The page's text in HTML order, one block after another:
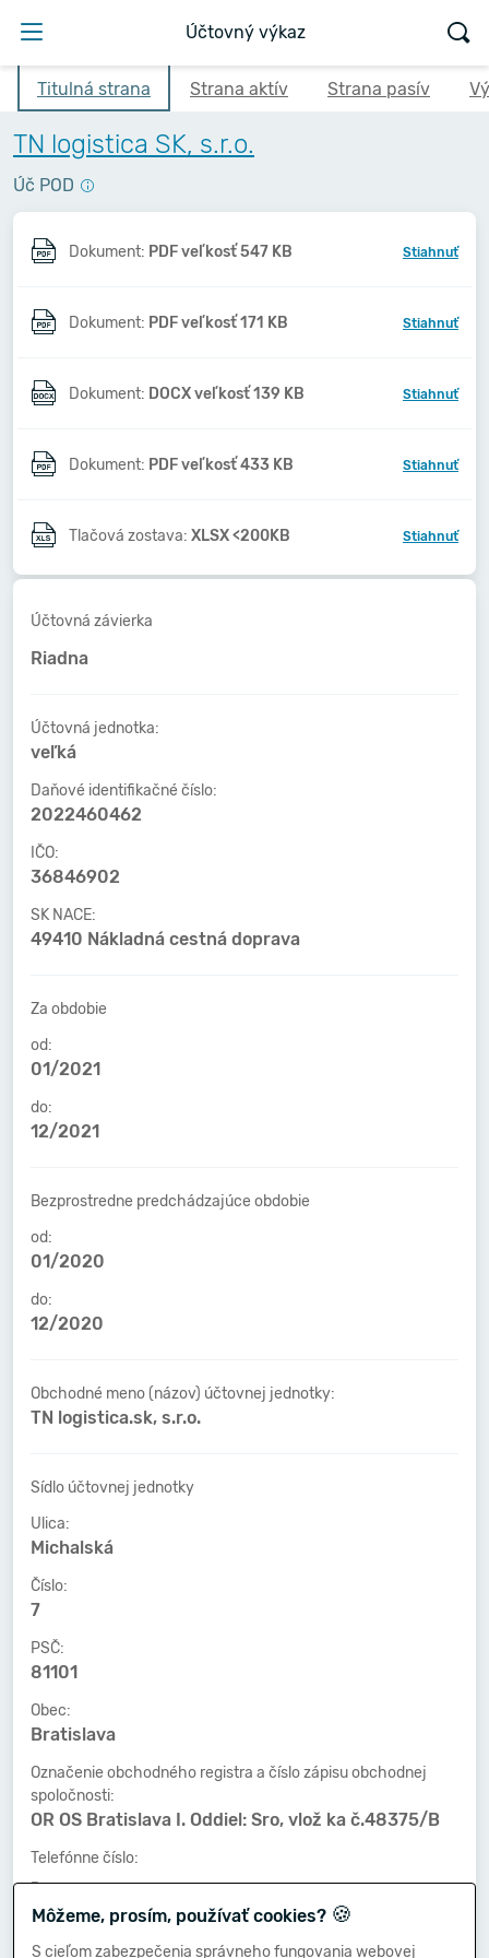
Účtovný výkaz
Titulná strana Strana aktív Strana pasív
TN logistica SK, s.r.o.
Úč POD
Dokument: PDF veľkosť 547 KB Stiahnuť
Dokument: PDF veľkosť 171 KB Stiahnuť
Dokument: DOCX veľkosť 139 KB Stiahnuť
Dokument: PDF veľkosť 433 KB Stiahnuť
Tlačová zostava: XLSX <200KB Stiahnuť
Účtovná závierka
Riadna
Účtovná jednotka:
veľká
Daňové identifikačné číslo:
2022460462
IČO:
36846902
SK NACE:
49410 Nákladná cestná doprava
Za obdobie
od:
01/2021
do:
12/2021
Bezprostredne predchádzajúce obdobie
od:
01/2020
do:
12/2020
Obchodné meno (názov) účtovnej jednotky:
TN logistica.sk, s.r.o.
Sídlo účtovnej jednotky
Ulica:
Michalská
Číslo:
7
PSČ:
81101
Obec:
Bratislava
Označenie obchodného registra a číslo zápisu obchodnej
spoločnosti:
OR OS Bratislava I. Oddiel: Sro, vlož ka č.48375/B
Telefónne číslo:
-
Faxové číslo:
-
Môžeme, prosím, používať cookies? 🍪
S cieľom zabezpečenia správneho fungovania webovej